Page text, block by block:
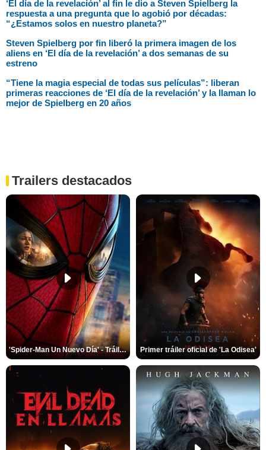
‘El día de la revelación’ al fin le dio a Steven Spielberg la
respuesta a una pregunta que lo agobió por décadas:
“¿Estamos solos en nuestro planeta?”
Steven Spielberg por fin liberó la primera imagen de los
aliens en ‘El día de la revelación’ a dos semanas de su
estreno
“Tiene la magia especial de todas sus películas”: liberan
primeras reacciones de ‘El día de la revelación’ y la llaman lo
mejor de Spielberg en 20 años
Trailers destacados
'Spider-Man Un Nuevo Día' - Tráiler oficial subtitulado Primer tráiler oficial de 'La Odisea'